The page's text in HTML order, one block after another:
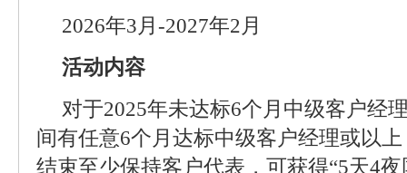
2026年3月-2027年2月
活动内容
对于2025年未达标6个月中级客户经
间有任意6个月达标中级客户经理或以
结束至少保持客户代表，可获得“5天4